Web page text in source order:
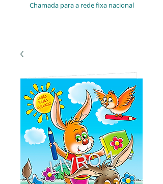
Chamada para a rede fixa nacional